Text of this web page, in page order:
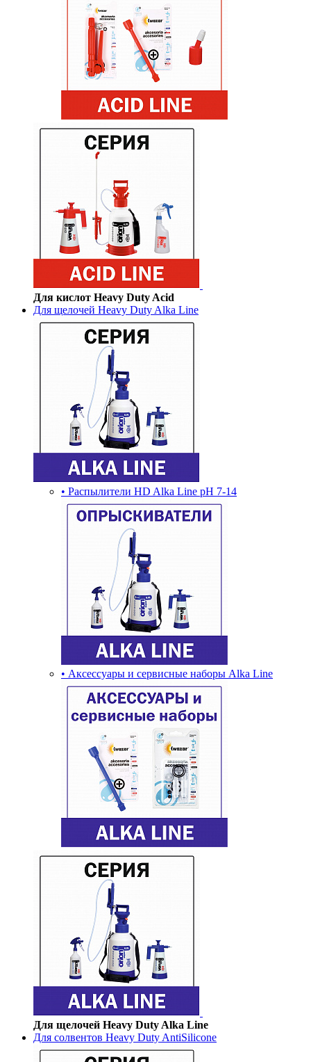
Для кислот Heavy Duty Acid
Для щелочей Heavy Duty Alka Line
• Распылители HD Alka Line pH 7-14
• Аксессуары и сервисные наборы Alka Line
Для щелочей Heavy Duty Alka Line
Для солвентов Heavy Duty AntiSilicone